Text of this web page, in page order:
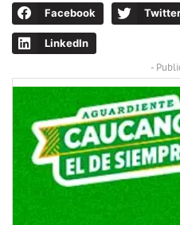
Facebook Twitter
LinkedIn
-